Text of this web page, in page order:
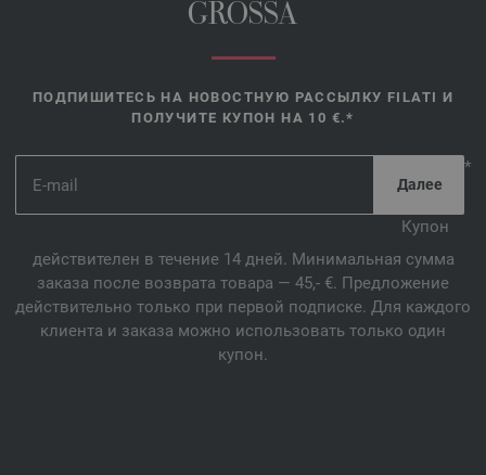
GROSSA
ПОДПИШИТЕСЬ НА НОВОСТНУЮ РАССЫЛКУ FILATI И
ПОЛУЧИТЕ КУПОН НА 10 €.*
*
Купон
действителен в течение 14 дней. Минимальная сумма
заказа после возврата товара — 45,- €. Предложение
действительно только при первой подписке. Для каждого
клиента и заказа можно использовать только один
купон.